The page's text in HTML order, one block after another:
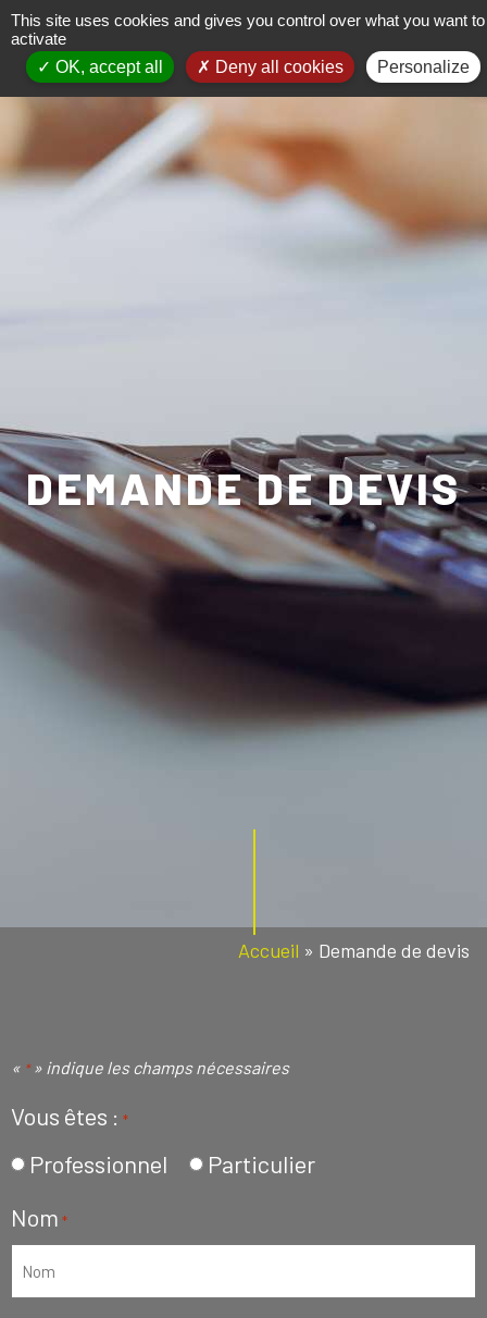
DEMANDE DE DEVIS
Accueil » Demande de devis
« *» indique les champs nécessaires
Vous êtes : *
Professionnel
Particulier
Nom *
This site uses cookies and gives you control over what you want to
activate
OK, accept all
Deny all cookies Personalize